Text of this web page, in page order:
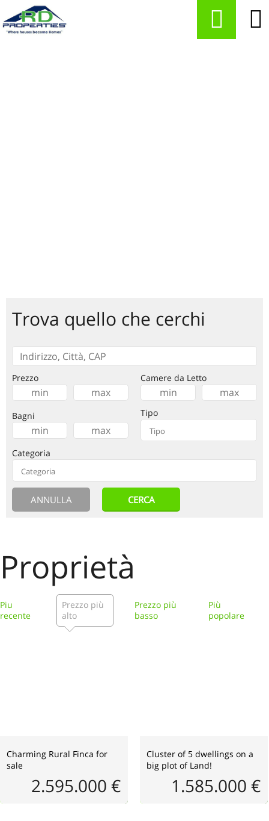
Trova quello che cerchi
Prezzo Camere da Letto
Bagni Tipo
Categoria
Proprietà
Piu
recente
Prezzo più
alto
Prezzo più
basso
Più
popolare
Charming Rural Finca for
sale
2.595.000 €
Cluster of 5 dwellings on a
big plot of Land!
1.585.000 €